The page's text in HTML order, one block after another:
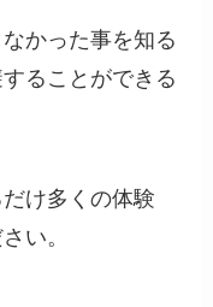
かった事を知る
ることができる
け多くの体験
い。